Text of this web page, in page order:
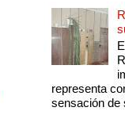
representa
sensación de